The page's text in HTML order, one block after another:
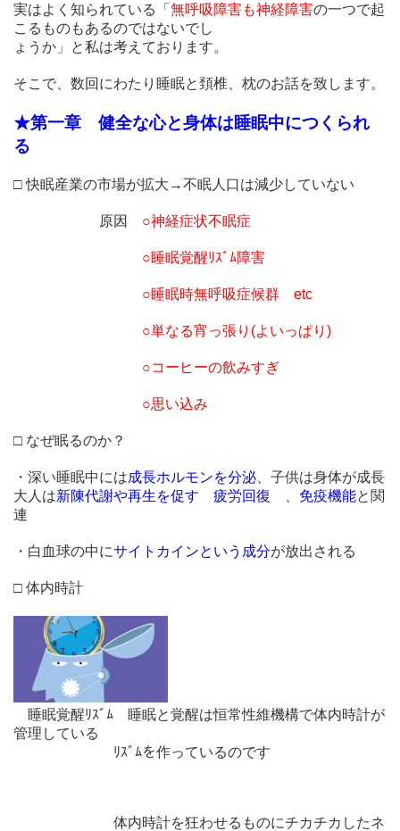
実はよく知られている「無呼吸障害も神経障害の一つで起
こるものもあるのではないでし
ょうか」と私は考えております。
そこで、数回にわたり睡眠と頚椎、枕のお話を致します。
★第一章 健全な心と身体は睡眠中につくられ
る
□ 快眠産業の市場が拡大→不眠人口は減少していない
原因 ○神経症状不眠症
○睡眠覚醒ﾘｽﾞﾑ障害
○睡眠時無呼吸症候群 etc
○単なる宵っ張り(よいっぱり)
○コーヒーの飲みすぎ
○思い込み
□ なぜ眠るのか？
・深い睡眠中には成長ホルモンを分泌 、子供は身体が成長
大人は新陳代謝や再生を促す 疲労回復 免疫機能と関
連
・白血球の中にサイトカインという成分が放出される
□ 体内時計
睡眠覚醒ﾘｽﾞﾑ 睡眠と覚醒は恒常性維機構で体内時計が
管理している
ﾘｽﾞﾑを作っているのです
体内時計を狂わせるものにチカチカしたネ